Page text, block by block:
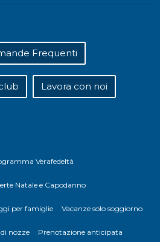
Frequenti
Lavora con noi
Verafedeltà
Natale e Capodanno
per famiglie Vacanze solo soggiorno
nozze Prenotazione anticipata